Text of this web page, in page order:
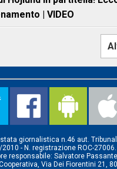
| VIDEO
giornalistica n.46 aut.
- N. registrazione ROC-27006.
responsabile: Salvatore Passante
Via Dei Fiorentini 21,